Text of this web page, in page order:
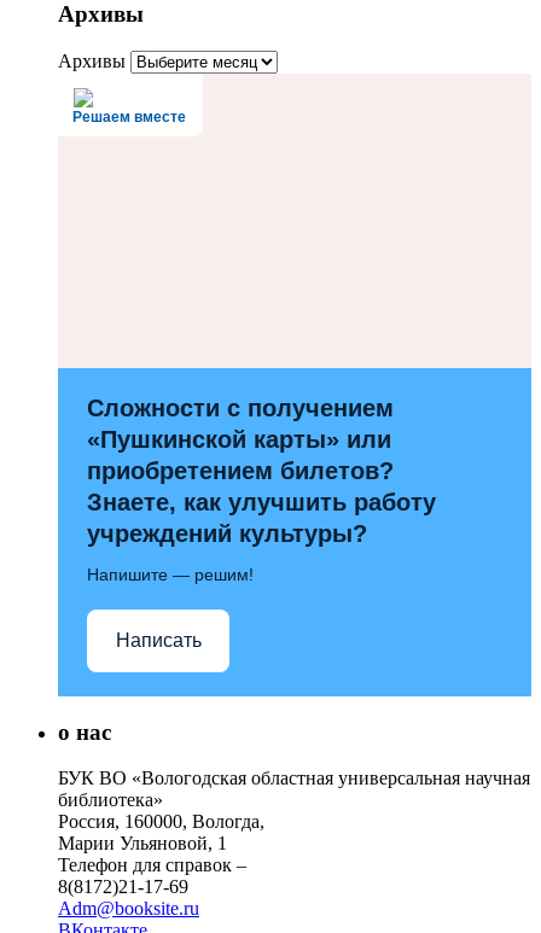
Архивы
Архивы
Решаем вместе
Сложности с получением
«Пушкинской карты» или
приобретением билетов?
Знаете, как улучшить работу
учреждений культуры?
Напишите — решим!
Написать
о нас
БУК ВО «Вологодская областная универсальная научная
библиотека»
Россия, 160000, Вологда,
Марии Ульяновой, 1
Телефон для справок –
8(8172)21-17-69
Adm@booksite.ru